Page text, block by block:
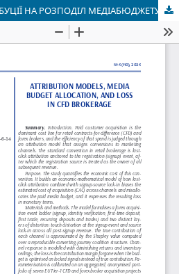
ВПЛИВ МОДЕЛЕЙ АТРИБУЦІЇ НА РОЗПОДІЛ МЕДІАБЮДЖЕТУ CFD-БРОКЕРА: ГРОШОВА ОЦІНКА ВТРАТ